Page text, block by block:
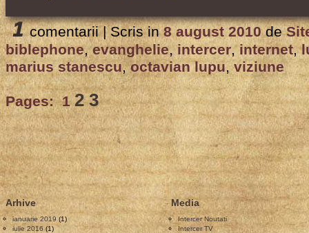
1 comentarii |Scris in 8 august 2010 de
biblephone,evanghelie,intercer,internet,
marius stanescu,octavian lupu,viziune
Pages: 1 23
Arhive
ianuarie 2019(1)
iulie 2016(1)
Media
Intercer Noutati
Intercer TV